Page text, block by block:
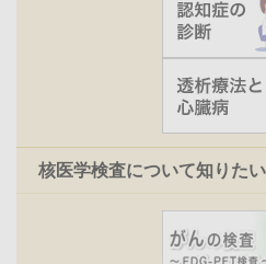
核医学検査について知りた